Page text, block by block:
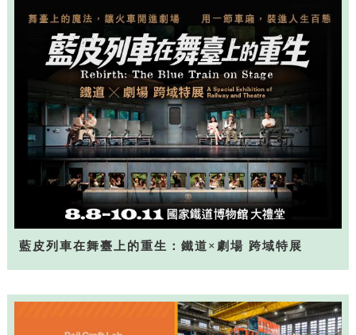
藍皮列車在舞臺上的重生：鐵道×劇場 跨域特展